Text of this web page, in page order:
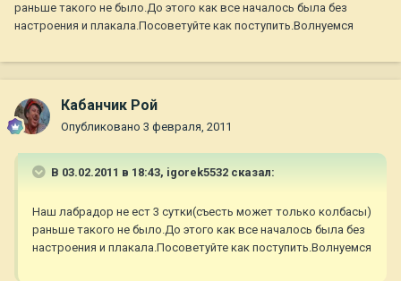
раньше такого не было.До этого как все началось была без
настроения и плакала.Посоветуйте как поступить.Волнуемся
Кабанчик Рой
Опубликовано 3 февраля, 2011
В 03.02.2011 в 18:43, igorek5532 сказал:
Наш лабрадор не ест 3 сутки(съесть может только колбасы)
раньше такого не было.До этого как все началось была без
настроения и плакала.Посоветуйте как поступить.Волнуемся